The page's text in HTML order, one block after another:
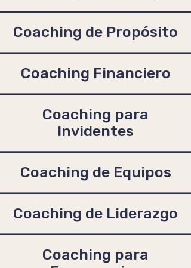
Coaching de Propósito
Coaching Financiero
Coaching para
Invidentes
Coaching de Equipos
Coaching de Liderazgo
Coaching para